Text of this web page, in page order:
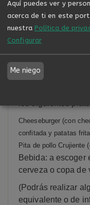
Masaje de 25 min.
tratar y la
aceites esenciales
personalizados
alcanzar la
Saborea con las
Cheeseburger (con
confitada y patatas
Pita de pollo Crujiente
Bebida: a escoger
cerveza o copa de
(Podrás realizar
equivalente o de
Aquí puedes ver y
acerca de ti en este
nuestra Política de
Configurar
Me niego